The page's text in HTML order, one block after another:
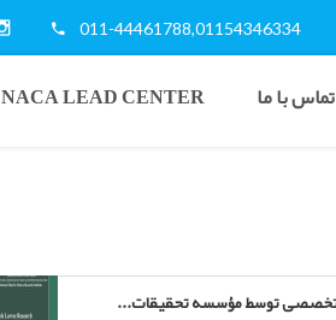
011-44461788,01154346334
تماس با ما NACA LEAD CENTER